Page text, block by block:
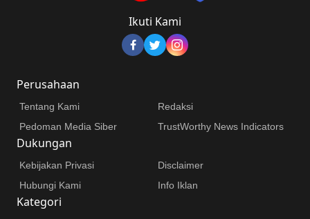
Ikuti Kami
Perusahaan
Tentang Kami
Redaksi
Pedoman Media Siber
TrustWorthy News Indicators
Dukungan
Kebijakan Privasi
Disclaimer
Hubungi Kami
Info Iklan
Kategori